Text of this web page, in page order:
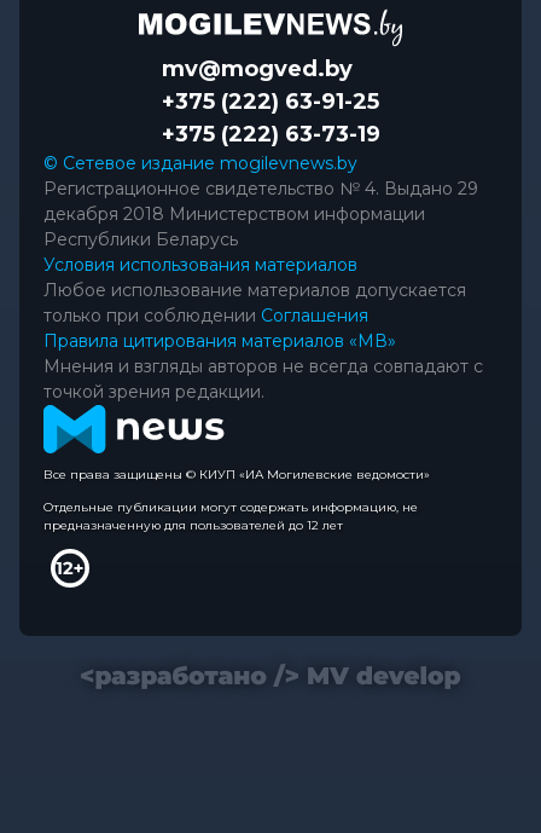
mv@mogved.by
+375 (222) 63-91-25
+375 (222) 63-73-19
© Сетевое издание mogilevnews.by
Регистрационное свидетельство № 4. Выдано 29
декабря 2018 Министерством информации
Республики Беларусь
Условия использования материалов
Любое использование материалов допускается
только при соблюдении Соглашения
Правила цитирования материалов «МВ»
Мнения и взгляды авторов не всегда совпадают с
точкой зрения редакции.
Все права защищены © КИУП «ИА Могилевские ведомости»
Отдельные публикации могут содержать информацию, не
предназначенную для пользователей до 12 лет